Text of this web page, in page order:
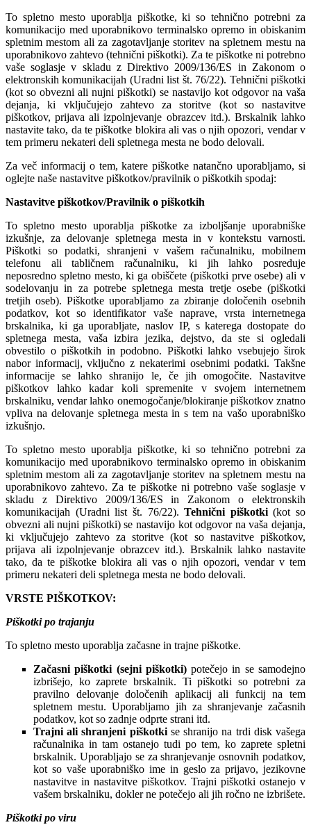
To spletno mesto uporablja piškotke, ki so tehnično potrebni za
komunikacijo med uporabnikovo terminalsko opremo in obiskanim
spletnim mestom ali za zagotavljanje storitev na spletnem mestu na
uporabnikovo zahtevo (tehnični piškotki). Za te piškotke ni potrebno
vaše soglasje v skladu z Direktivo 2009/136/ES in Zakonom o
elektronskih komunikacijah (Uradni list št. 76/22). Tehnični piškotki
(kot so obvezni ali nujni piškotki) se nastavijo kot odgovor na vaša
dejanja, ki vključujejo zahtevo za storitve (kot so nastavitve
piškotkov, prijava ali izpolnjevanje obrazcev itd.). Brskalnik lahko
nastavite tako, da te piškotke blokira ali vas o njih opozori, vendar v
tem primeru nekateri deli spletnega mesta ne bodo delovali.
Za več informacij o tem, katere piškotke natančno uporabljamo, si
oglejte naše nastavitve piškotkov/pravilnik o piškotkih spodaj:
Nastavitve piškotkov/Pravilnik o piškotkih
To spletno mesto uporablja piškotke za izboljšanje uporabniške
izkušnje, za delovanje spletnega mesta in v kontekstu varnosti.
Piškotki so podatki, shranjeni v vašem računalniku, mobilnem
telefonu ali tabličnem računalniku, ki jih lahko posreduje
neposredno spletno mesto, ki ga obiščete (piškotki prve osebe) ali v
sodelovanju in za potrebe spletnega mesta tretje osebe (piškotki
tretjih oseb). Piškotke uporabljamo za zbiranje določenih osebnih
podatkov, kot so identifikator vaše naprave, vrsta internetnega
brskalnika, ki ga uporabljate, naslov IP, s katerega dostopate do
spletnega mesta, vaša izbira jezika, dejstvo, da ste si ogledali
obvestilo o piškotkih in podobno. Piškotki lahko vsebujejo širok
nabor informacij, vključno z nekaterimi osebnimi podatki. Takšne
informacije se lahko shranijo le, če jih omogočite. Nastavitve
piškotkov lahko kadar koli spremenite v svojem internetnem
brskalniku, vendar lahko onemogočanje/blokiranje piškotkov znatno
vpliva na delovanje spletnega mesta in s tem na vašo uporabniško
izkušnjo.
To spletno mesto uporablja piškotke, ki so tehnično potrebni za
komunikacijo med uporabnikovo terminalsko opremo in obiskanim
spletnim mestom ali za zagotavljanje storitev na spletnem mestu na
uporabnikovo zahtevo. Za te piškotke ni potrebno vaše soglasje v
skladu z Direktivo 2009/136/ES in Zakonom o elektronskih
komunikacijah (Uradni list št. 76/22).Tehnični piškotki(kot so
obvezni ali nujni piškotki) se nastavijo kot odgovor na vaša dejanja,
ki vključujejo zahtevo za storitve (kot so nastavitve piškotkov,
prijava ali izpolnjevanje obrazcev itd.). Brskalnik lahko nastavite
tako, da te piškotke blokira ali vas o njih opozori, vendar v tem
primeru nekateri deli spletnega mesta ne bodo delovali.
VRSTE PIŠKOTKOV:
Piškotki po trajanju
To spletno mesto uporablja začasne in trajne piškotke.
Začasni piškotki (sejni piškotki)potečejo in se samodejno
izbrišejo, ko zaprete brskalnik. Ti piškotki so potrebni za
pravilno delovanje določenih aplikacij ali funkcij na tem
spletnem mestu. Uporabljamo jih za shranjevanje začasnih
podatkov, kot so zadnje odprte strani itd.
Trajni ali shranjeni piškotkise shranijo na trdi disk vašega
računalnika in tam ostanejo tudi po tem, ko zaprete spletni
brskalnik. Uporabljajo se za shranjevanje osnovnih podatkov,
kot so vaše uporabniško ime in geslo za prijavo, jezikovne
nastavitve in nastavitve piškotkov. Trajni piškotki ostanejo v
vašem brskalniku, dokler ne potečejo ali jih ročno ne izbrišete.
Piškotki po viru